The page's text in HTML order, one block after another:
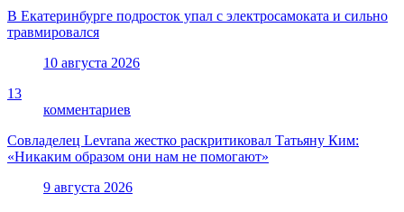
В Екатеринбурге подросток упал с электросамоката и сильно
травмировался
10 августа 2026
13
комментариев
Совладелец Levrana жестко раскритиковал Татьяну Ким:
«Никаким образом они нам не помогают»
9 августа 2026